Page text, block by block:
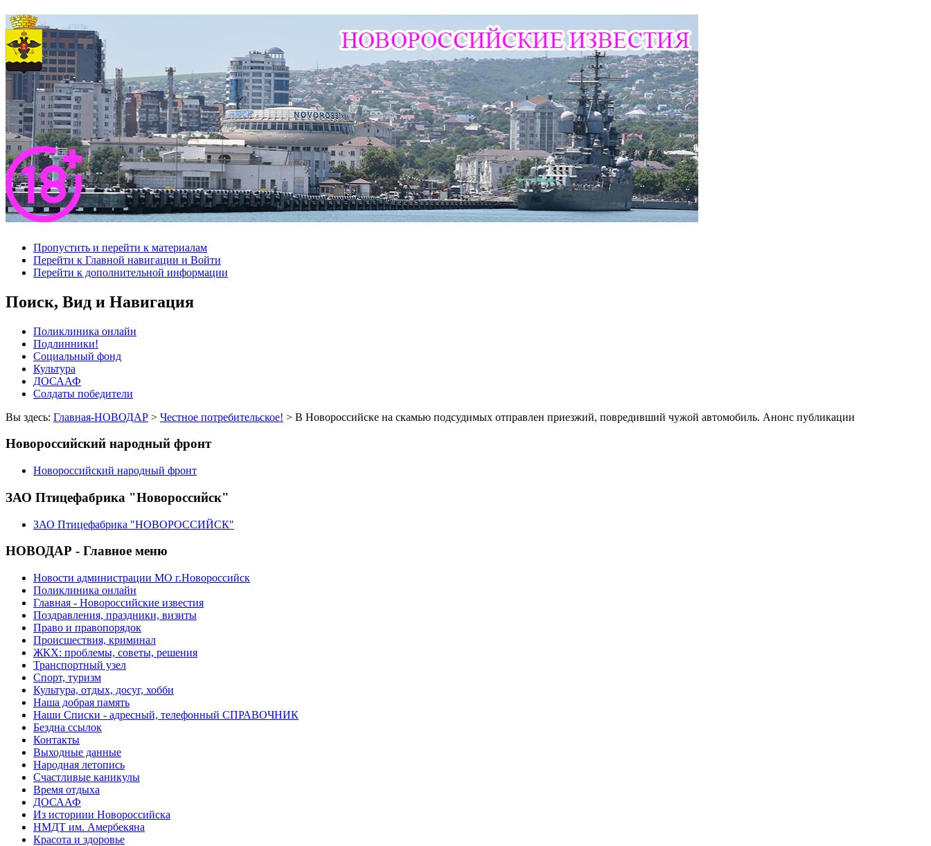
Пропустить и перейти к материалам
Перейти к Главной навигации и Войти
Перейти к дополнительной информации
Поиск, Вид и Навигация
Поликлиника онлайн
Подлинники!
Социальный фонд
Культура
ДОСААФ
Солдаты победители
Вы здесь: Главная-НОВОДАР > Честное потребительское! > В Новороссийске на скамью подсудимых отправлен приезжий, повредивший чужой автомобиль. Анонс публикации
Новороссийский народный фронт
Новороссийский народный фронт
ЗАО Птицефабрика "Новороссийск"
ЗАО Птицефабрика "НОВОРОССИЙСК"
НОВОДАР - Главное меню
Новости администрации МО г.Новороссийск
Поликлиника онлайн
Главная - Новороссийские известия
Поздравления, праздники, визиты
Право и правопорядок
Происшествия, криминал
ЖКХ: проблемы, советы, решения
Транспортный узел
Спорт, туризм
Культура, отдых, досуг, хобби
Наша добрая память
Наши Списки - адресный, телефонный СПРАВОЧНИК
Бездна ссылок
Контакты
Выходные данные
Народная летопись
Счастливые каникулы
Время отдыха
ДОСААФ
Из историии Новороссийска
НМДТ им. Амербекяна
Красота и здоровье